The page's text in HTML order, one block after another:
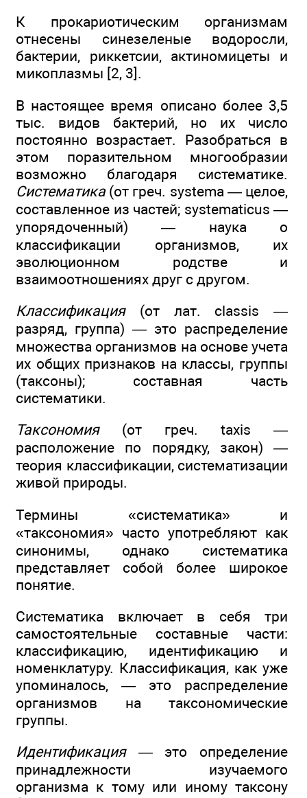
К прокариотическим организмам
отнесены синезеленые водоросли,
бактерии, риккетсии, актиномицеты и
микоплазмы [2, 3].
В настоящее время описано более 3,5
тыс. видов бактерий, но их число
постоянно возрастает. Разобраться в
этом поразительном многообразии
возможно благодаря систематике.
Систематика (от греч. systema — целое,
составленное из частей; systematicus —
упорядоченный) — наука о
классификации организмов, их
эволюционном родстве и
взаимоотношениях друг с другом.
Классификация(от лат. classis —
разряд, группа) — это распределение
множества организмов на основе учета
их общих признаков на классы, группы
(таксоны); составная часть
систематики.
Таксономия(от греч. taxis —
расположение по порядку, закон) —
теория классификации, систематизации
живой природы.
Термины «систематика» и
«таксономия» часто употребляют как
синонимы, однако систематика
представляет собой более широкое
понятие.
Систематика включает в себя три
самостоятельные составные части:
классификацию, идентификацию и
номенклатуру. Классификация, как уже
упоминалось, — это распределение
организмов на таксономические
группы.
Идентификация —это определение
принадлежности изучаемого
организма к тому или иному таксону